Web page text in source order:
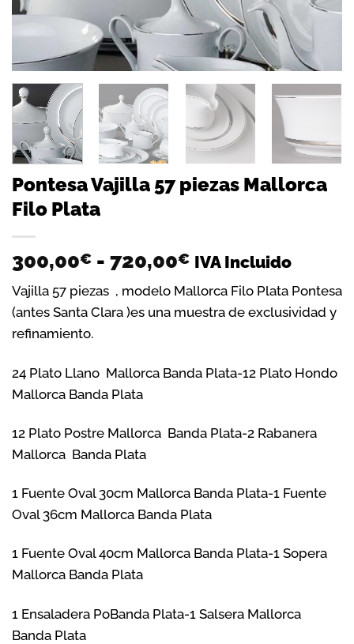
Pontesa Vajilla 57 piezas Mallorca
Filo Plata
300,00€ - 720,00€Rango
precios:
desde
720,00€
IVA Incluido
Vajilla 57 piezas , modelo Mallorca Filo Plata Pontesa
(antes Santa Clara )es una muestra de exclusividad y
refinamiento.
24 Plato Llano Mallorca Banda Plata-12 Plato Hondo
Mallorca Banda Plata
12 Plato Postre Mallorca Banda Plata-2 Rabanera
Mallorca Banda Plata
1 Fuente Oval 30cm Mallorca Banda Plata-1 Fuente
Oval 36cm Mallorca Banda Plata
1 Fuente Oval 40cm Mallorca Banda Plata-1 Sopera
Mallorca Banda Plata
1 Ensaladera PoBanda Plata-1 Salsera Mallorca
Banda Plata